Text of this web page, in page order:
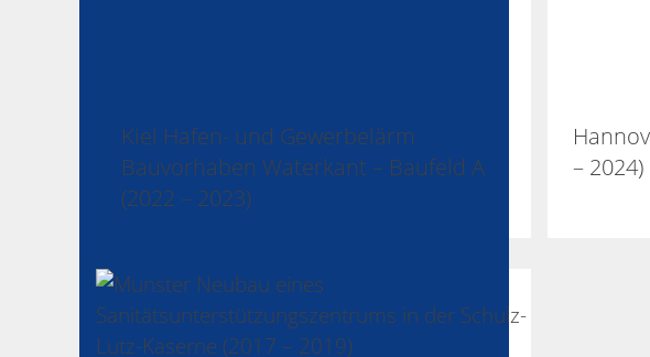
Kiel Hafen- und Gewerbelärm
Bauvorhaben Waterkant – Baufeld A
(2022 – 2023)
– 2024)